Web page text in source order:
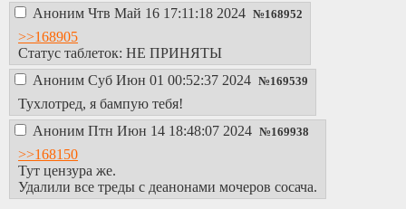
Аноним Чтв Май 16 17:11:18 2024 №168952
>>168905
Статус таблеток: НЕ ПРИНЯТЫ
Аноним Суб Июн 01 00:52:37 2024 №169539
Тухлотред, я бампую тебя!
Аноним Птн Июн 14 18:48:07 2024 №169938
>>168150
Тут цензура же.
Удалили все треды с деанонами мочеров сосача.